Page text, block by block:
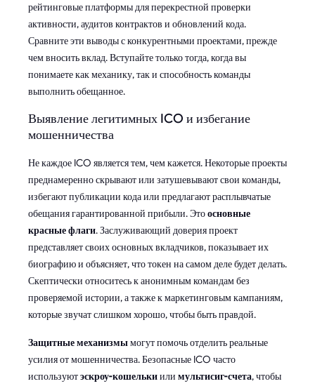
рейтинговые платформы для перекрестной проверки
активности, аудитов контрактов и обновлений кода.
Сравните эти выводы с конкурентными проектами, прежде
чем вносить вклад. Вступайте только тогда, когда вы
понимаете как механику, так и способность команды
выполнить обещанное.
Выявление легитимных ICO и избегание
мошенничества
Не каждое ICO является тем, чем кажется. Некоторые проекты
преднамеренно скрывают или затушевывают свои команды,
избегают публикации кода или предлагают расплывчатые
обещания гарантированной прибыли. Этоосновные
красные флаги. Заслуживающий доверия проект
представляет своих основных вкладчиков, показывает их
биографию и объясняет, что токен на самом деле будет делать.
Скептически относитесь к анонимным командам без
проверяемой истории, а также к маркетинговым кампаниям,
которые звучат слишком хорошо, чтобы быть правдой.
Защитные механизмымогут помочь отделить реальные
усилия от мошенничества. Безопасные ICO часто
используютэскроу-кошелькиили мультисиг-счета, чтобы